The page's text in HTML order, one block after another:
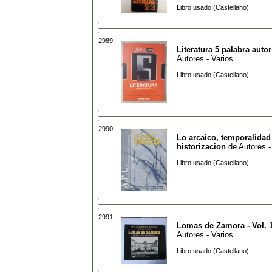
Libro usado (Castellano)
2989.
Literatura 5 palabra
Autores - Varios
Libro usado (Castellano)
2990.
Lo arcaico, temporalidad
historizacion de Autores
Libro usado (Castellano)
2991.
Lomas de Zamora - Vol.
Autores - Varios
Libro usado (Castellano)